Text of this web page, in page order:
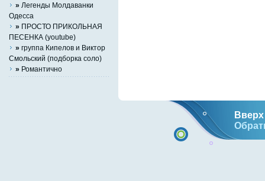
» Легенды Молдаванки
Одесса
» ПРОСТО ПРИКОЛЬНАЯ
ПЕСЕНКА (youtube)
» группа Кипелов и Виктор
Смольский (подборка соло)
» Романтично
Вверх